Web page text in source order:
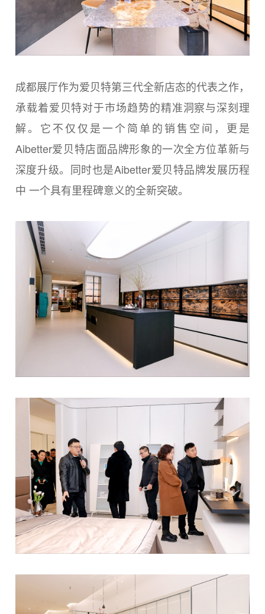
成都展厅作为爱贝特第三代全新店态的代表之作，
承载着爱贝特对于市场趋势的精准洞察与深刻理
解。它不仅仅是一个简单的销售空间，更是
Aibetter爱贝特店面品牌形象的一次全方位革新与
深度升级。同时也是Aibetter爱贝特品牌发展历程
中 一个具有里程碑意义的全新突破。